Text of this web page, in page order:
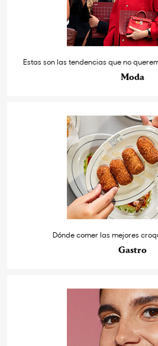
Estas son las tendencias que no
Moda
Dónde comer las mejores
Gastro